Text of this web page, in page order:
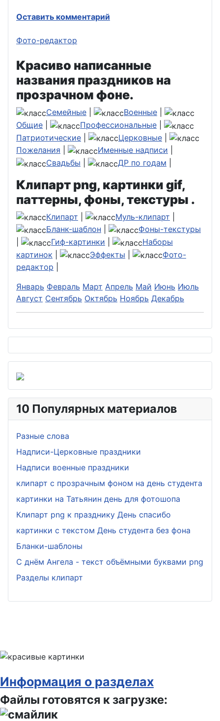
Оставить комментарий
Фото-редактор
Красиво написанные
названия праздников на
прозрачном фоне.
Семейные Военные
Общие
Профессиональные
Патриотические
Церковные
Пожелания
Именные надписи
Свадьбы
ДР по годам
Клипарт png, картинки gif,
паттерны, фоны, текстуры .
Клипарт Муль-клипарт
Бланк-шаблон
Фоны-текстуры
Гиф-картинки
Наборы
картинок
Эффекты
Фото-
редактор
Январь Февраль Март Апрель Май Июнь Июль
Август Сентябрь Октябрь Ноябрь Декабрь
10 Популярных материалов
Разные слова
Надписи-Церковные праздники
Надписи военные праздники
клипарт с прозрачным фоном на день студента
картинки на Татьянин день для фотошопа
Клипарт png к празднику День спасибо
картинки с текстом День студента без фона
Бланки-шаблоны
С днём Ангела - текст объёмными буквами png
Разделы клипарт
Информация о разделах
Файлы готовятся к загрузке: